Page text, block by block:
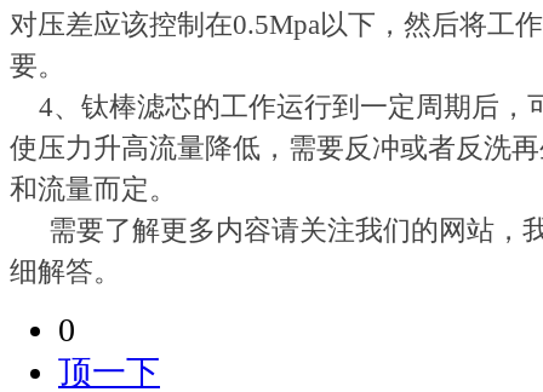
对压差应该控制在0.5Mpa以下，然后将工
要。
4、钛棒滤芯的工作运行到一定周期后，
使压力升高流量降低，需要反冲或者反洗
和流量而定。
需要了解更多内容请关注我们的网站，
细解答。
0
顶一下